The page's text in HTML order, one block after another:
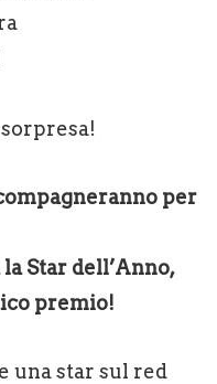
per
Star dell’Anno,
premio!
una star sul red